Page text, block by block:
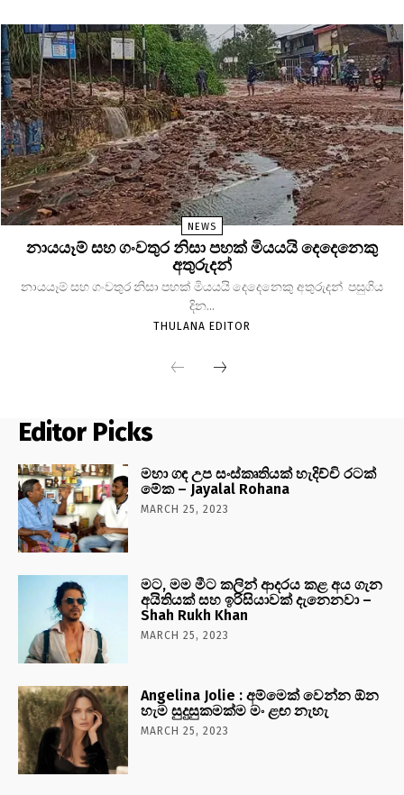
NEWS
නායයෑම් සහ ගංවතුර නිසා පහක් මියයයි දෙදෙනෙකු
අතුරුදන්
නායයෑම් සහ ගංවතුර නිසා පහක් මියයයි දෙදෙනෙකු අතුරුදන් පසුගිය
දින...
THULANA EDITOR
Editor Picks
මහා ගඳ උප සංස්කෘතියක් හැදිච්චි රටක්
මේක – Jayalal Rohana
MARCH 25, 2023
මට, මම මීට කලින් ආදරය කළ අය ගැන
අයිතියක් සහ ඉරිසියාවක් දැනෙනවා –
Shah Rukh Khan
MARCH 25, 2023
Angelina Jolie : අම්මෙක් වෙන්න ඕන
හැම සුදුසුකමක්ම මං ළඟ නැහැ
MARCH 25, 2023